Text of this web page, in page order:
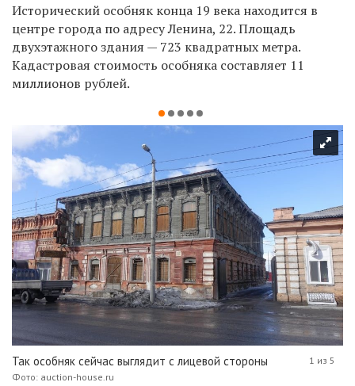
Исторический особняк конца 19 века находится в
центре города по адресу Ленина, 22. Площадь
двухэтажного здания — 723 квадратных метра.
Кадастровая стоимость особняка составляет 11
миллионов рублей.
Так особняк сейчас выглядит с лицевой стороны
Фото: auction-house.ru
1 из 5